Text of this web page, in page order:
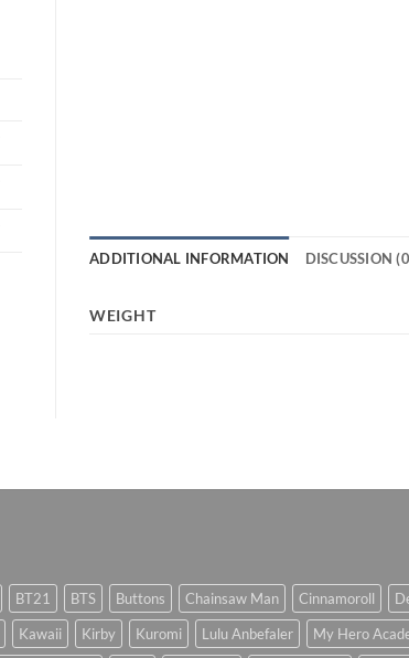
ADDITIONAL INFORMATION DISCUSSION
WEIGHT
BT21 BTS Buttons Chainsaw Man Cinnamoroll
Kawaii Kirby Kuromi Lulu Anbefaler My Hero